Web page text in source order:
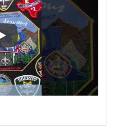
Vi er en profesjonell leverandør